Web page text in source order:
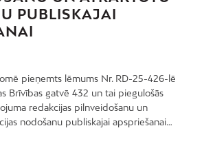
PUBLISKAJAI
pieņemts lēmums Nr. RD-25-426-lē
Brīvības gatvē 432 un tai piegulošās
redakcijas pilnveidošanu un
nodošanu publiskajai apspriešanai…